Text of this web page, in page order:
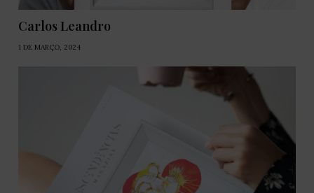
Carlos Leandro
1 DE MARÇO, 2024